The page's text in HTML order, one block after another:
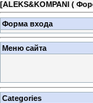
[ALEKS&KOMPANI (
Форма входа
Меню сайта
Categories